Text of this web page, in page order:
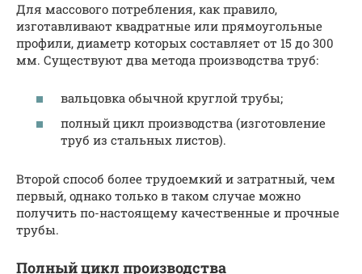
Для массового потребления, как правило,
изготавливают квадратные или прямоугольные
профили, диаметр которых составляет от 15 до 300
мм. Существуют два метода производства труб:
вальцовка обычной круглой трубы;
полный цикл производства (изготовление
труб из стальных листов).
Второй способ более трудоемкий и затратный, чем
первый, однако только в таком случае можно
получить по-настоящему качественные и прочные
трубы.
Полный цикл производства